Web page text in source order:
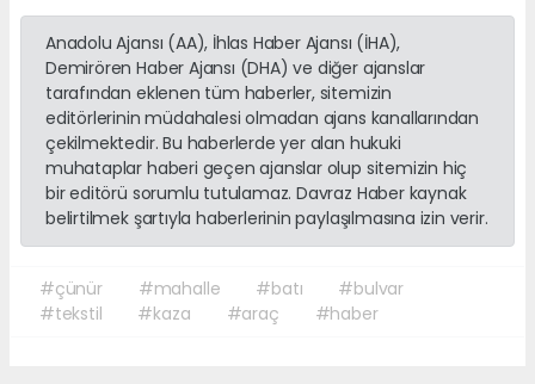
Anadolu Ajansı (AA), İhlas Haber Ajansı (İHA),
Demirören Haber Ajansı (DHA) ve diğer ajanslar
tarafından eklenen tüm haberler, sitemizin
editörlerinin müdahalesi olmadan ajans kanallarından
çekilmektedir. Bu haberlerde yer alan hukuki
muhataplar haberi geçen ajanslar olup sitemizin hiç
bir editörü sorumlu tutulamaz. Davraz Haber kaynak
belirtilmek şartıyla haberlerinin paylaşılmasına izin verir.
#çünür #mahalle #batı
#bulvar
#tekstil
#kaza #araç #haber